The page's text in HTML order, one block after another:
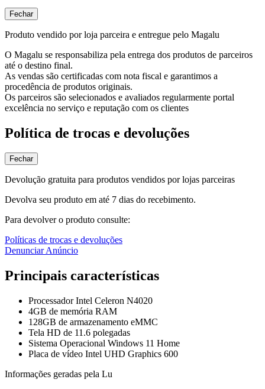
Fechar
Produto vendido por loja parceira e entregue pelo Magalu
O Magalu se responsabiliza pela entrega dos produtos de parceiros
até o destino final.
As vendas são certificadas com nota fiscal e garantimos a
procedência de produtos originais.
Os parceiros são selecionados e avaliados regularmente portal
excelência no serviço e reputação com os clientes
Política de trocas e devoluções
Fechar
Devolução gratuita para produtos vendidos por lojas parceiras
Devolva seu produto em até 7 dias do recebimento.
Para devolver o produto consulte:
Políticas de trocas e devoluções
Denunciar Anúncio
Principais características
Processador Intel Celeron N4020
4GB de memória RAM
128GB de armazenamento eMMC
Tela HD de 11.6 polegadas
Sistema Operacional Windows 11 Home
Placa de vídeo Intel UHD Graphics 600
Informações geradas pela Lu